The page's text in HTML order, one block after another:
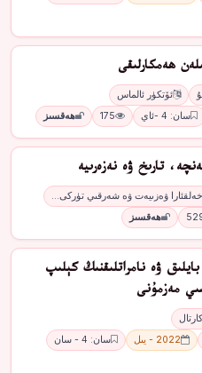
ھەمكارلىقى
ﺋﯚﺗﻜﯜﺭ ﺋﺎﻟﻤﺎﺱ
سان: 4 -ئاي 175 ھەقسىز
تارىخ ۋە نەزەرىيە
خەلقئارا ۋەزىيەت ۋە شەرقىي تۈركى…
ھەقسىز
ۋە نامراتلىقنىڭ كېلىپ
مەزمۇنى
2022 - يىل
سان: 4 - سان